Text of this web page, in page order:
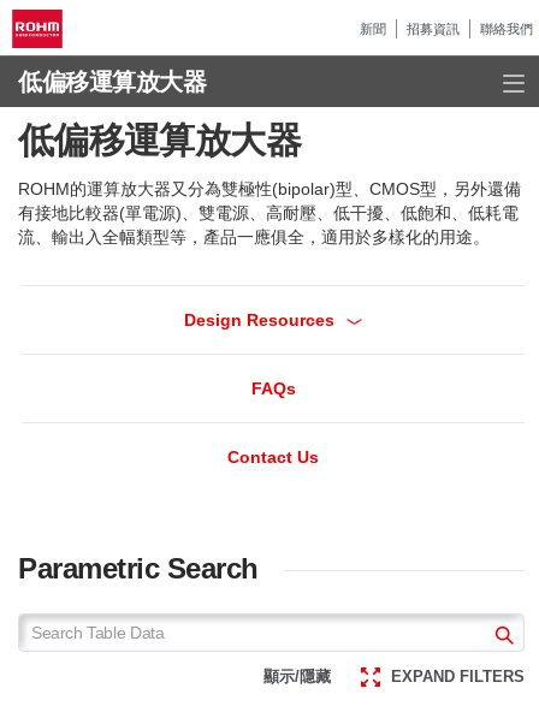
新聞 招募資訊 聯絡我們
低偏移運算放大器
低偏移運算放大器
ROHM的運算放大器又分為雙極性(bipolar)型、CMOS型，另外還備
有接地比較器(單電源)、雙電源、高耐壓、低干擾、低飽和、低耗電
流、輸出入全幅類型等，產品一應俱全，適用於多樣化的用途。
Design Resources
FAQs
Contact Us
Parametric Search
顯示/隱藏 EXPAND FILTERS